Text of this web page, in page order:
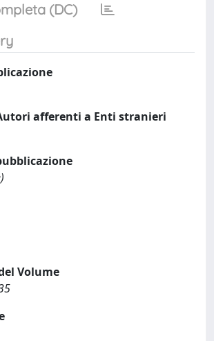
(DC)
afferenti a Enti stranieri
Volume